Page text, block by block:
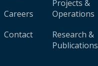
Careers
Contact
Projects &
Operations
Research &
Publications